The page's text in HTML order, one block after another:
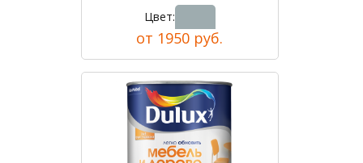
Цвет:
от 1950 руб.